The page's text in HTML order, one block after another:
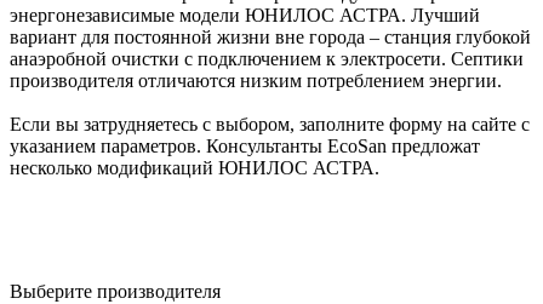
энергонезависимые модели ЮНИЛОС АСТРА. Лучший
вариант для постоянной жизни вне города – станция глубокой
анаэробной очистки с подключением к электросети. Септики
производителя отличаются низким потреблением энергии.
Если вы затрудняетесь с выбором, заполните форму на сайте с
указанием параметров. Консультанты EcoSan предложат
несколько модификаций ЮНИЛОС АСТРА.
Выберите производителя